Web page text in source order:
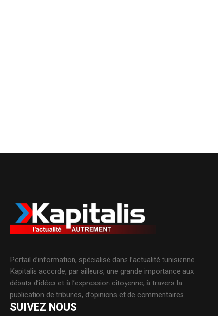
Portail d’information, spécialisé dans l’actualité tunisienne.
Kapitalis accorde, par ailleurs, une grande importance aux
débats d’idées et à l’expression citoyenne, à travers la
publication de tribunes, d’opinions et de commentaires.
SUIVEZ NOUS